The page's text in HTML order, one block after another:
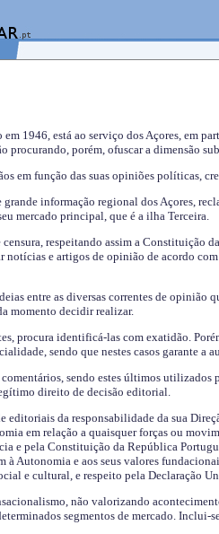
1946, está ao serviço dos Açores, em
procurando, porém, ofuscar a dimensão
em função das suas opiniões políticas,
informação regional dos Açores,
mercado principal, que é a ilha Terceira.
respeitando assim a Constituição
notícias e artigos de opinião de acordo
entre as diversas correntes de opinião
momento decidir realizar.
procura identificá-las com exatidão.
sendo que nestes casos garante a
sendo estes últimos utilizados
direito de decisão editorial.
editoriais da responsabilidade da sua
em relação a quaisquer forças ou
e pela Constituição da República
à Autonomia e aos seus valores
e cultural, e respeito pela Declaração
não valorizando
segmentos de mercado.